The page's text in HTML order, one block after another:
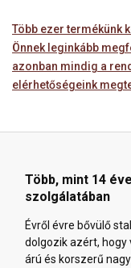
Több ezer termékünk
Önnek leginkább
azonban mindig a
elérhetőségeink
Több, mint 14
szolgálatában
Évről évre bővülő
dolgozik azért, hogy
árú és korszerű